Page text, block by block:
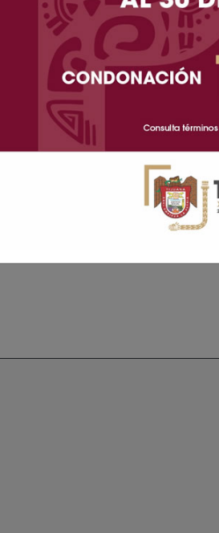
de Salud Móviles brindarán
en el predio frente a Casa
mayo el servicio será también
Moctezuma de la zona Centro.